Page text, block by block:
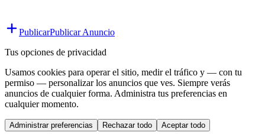
PublicarPublicar Anuncio
Tus opciones de privacidad
Usamos cookies para operar el sitio, medir el tráfico y — con tu
permiso — personalizar los anuncios que ves. Siempre verás
anuncios de cualquier forma. Administra tus preferencias en
cualquier momento.
Administrar preferencias Rechazar todo Aceptar todo